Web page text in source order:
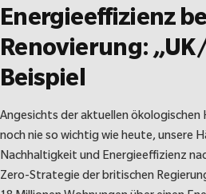
Energieeffizienz
Renovierung:
Beispiel
Angesichts der aktuellen ökologischen
noch nie so wichtig wie heute, unsere
Nachhaltigkeit und Energieeffizienz
Zero-Strategie der britischen